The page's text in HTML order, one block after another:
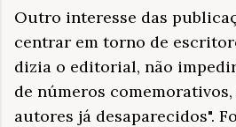
Outro interesse das
centrar em torno de
dizia o editorial, não
de números
autores já desaparecidos".